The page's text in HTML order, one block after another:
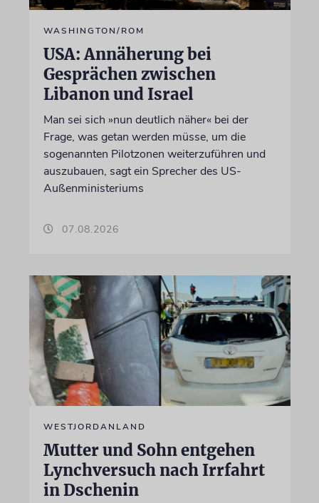
WASHINGTON/ROM
USA: Annäherung bei
Gesprächen zwischen
Libanon und Israel
Man sei sich »nun deutlich näher« bei der
Frage, was getan werden müsse, um die
sogenannten Pilotzonen weiterzuführen und
auszubauen, sagt ein Sprecher des US-
Außenministeriums
07.08.2026
WESTJORDANLAND
Mutter und Sohn entgehen
Lynchversuch nach Irrfahrt
in Dschenin